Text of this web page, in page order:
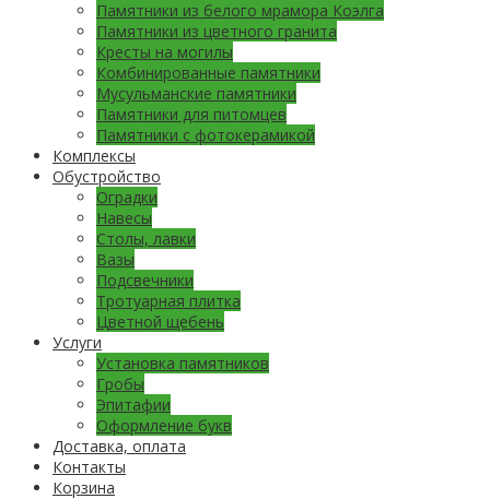
Памятники из белого мрамора Коэлга
Памятники из цветного гранита
Кресты на могилы
Комбинированные памятники
Мусульманские памятники
Памятники для питомцев
Памятники с фотокерамикой
Комплексы
Обустройство
Оградки
Навесы
Столы, лавки
Вазы
Подсвечники
Тротуарная плитка
Цветной щебень
Услуги
Установка памятников
Гробы
Эпитафии
Оформление букв
Доставка, оплата
Контакты
Корзина